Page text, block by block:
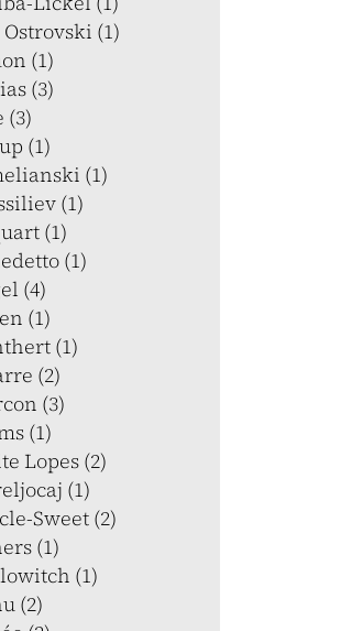
(1)
(1)
(3)
(3)
(1)
(1)
(1)
(1)
(1)
(4)
(1)
(1)
(2)
(3)
(1)
Lopes (2)
(1)
Sweet (2)
(1)
(1)
(2)